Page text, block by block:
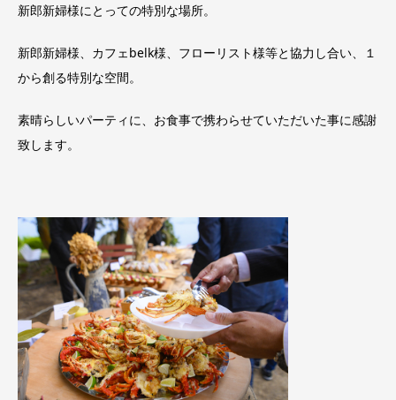
新郎新婦様にとっての特別な場所。
新郎新婦様、カフェbelk様、フローリスト様等と協力し合い、１
から創る特別な空間。
素晴らしいパーティに、お食事で携わらせていただいた事に感謝
致します。